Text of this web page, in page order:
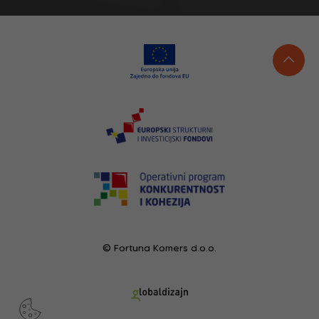
© Fortuna Komers d.o.o.